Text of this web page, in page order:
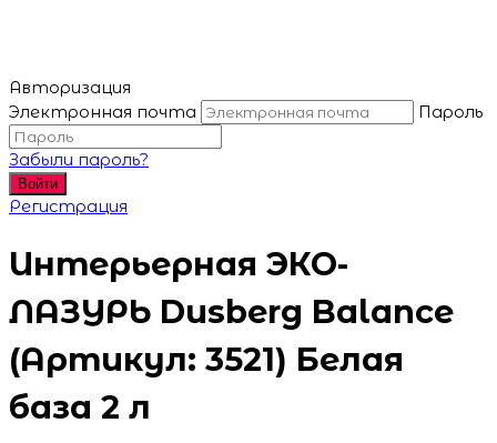
Авторизация
Электронная почта
Пароль
Забыли пароль?
Войти
Регистрация
Интерьерная ЭКО-
ЛАЗУРЬ Dusberg Balance
(Артикул: 3521) Белая
база 2 л